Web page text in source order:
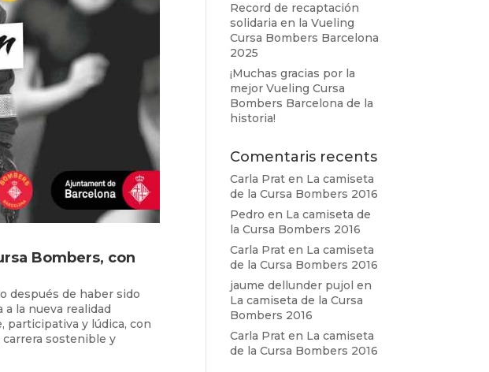
Bombers, con
después de haber sido
la nueva realidad
participativa y lúdica, con
carrera sostenible y
Record de recaptación
solidaria en la Vueling
Cursa Bombers Barcelona
2025
¡Muchas gracias por la
mejor Vueling Cursa
Bombers Barcelona de la
historia!
Comentaris recents
Carla Prat en La camiseta
de la Cursa Bombers 2016
Pedro en La camiseta de
la Cursa Bombers 2016
Carla Prat en La camiseta
de la Cursa Bombers 2016
jaume dellunder pujol en
La camiseta de la Cursa
Bombers 2016
Carla Prat en La camiseta
de la Cursa Bombers 2016